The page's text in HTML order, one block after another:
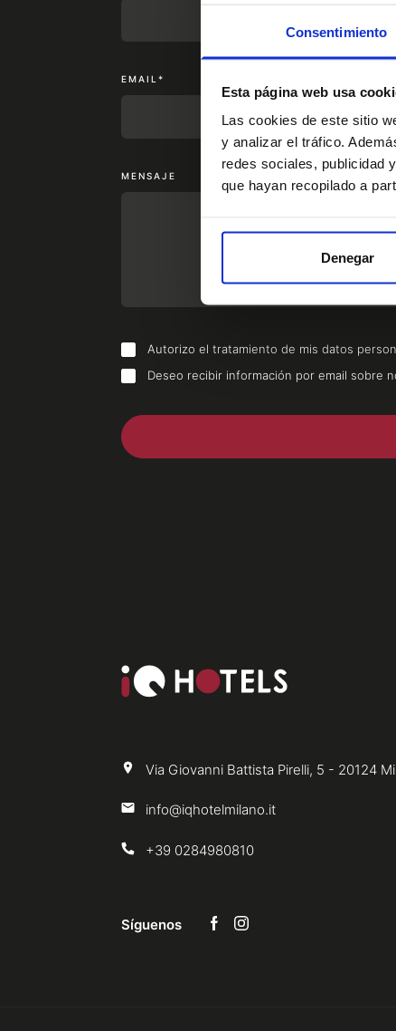
Consentimiento
Esta página web usa
Las cookies de este sitio
y analizar el tráfico.
redes sociales, publicidad
que hayan recopilado a
Denegar
EMAIL*
MENSAJE
Autorizo el tratamiento de mis datos
Deseo recibir información por email sobre
Via Giovanni Battista Pirelli, 5 - 20124
info@iqhotelmilano.it
+39 0284980810
Síguenos